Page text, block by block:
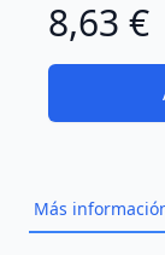
8,63 €
Más